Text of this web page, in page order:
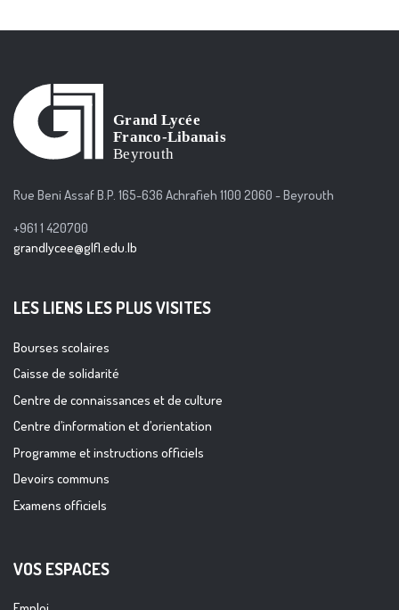
Rue Beni Assaf B.P. 165-636 Achrafieh 1100 2060 - Beyrouth
+961 1 420700
grandlycee@glfl.edu.lb
LES LIENS LES PLUS VISITES
Bourses scolaires
Caisse de solidarité
Centre de connaissances et de culture
Centre d’information et d’orientation
Programme et instructions officiels
Devoirs communs
Examens officiels
VOS ESPACES